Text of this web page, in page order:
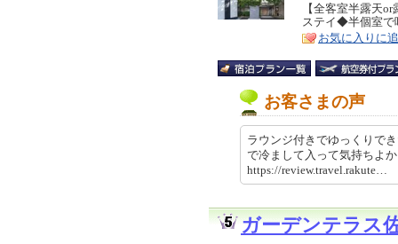
リ
ア
特
徴
【全客室半露天
ステイ◆半個室で
お気に入りに
お客さまの声
ラウンジ付きでゆっくりで
で冷まして入って気持ちよ
https://review.travel.rakute…
ガーデンテラス